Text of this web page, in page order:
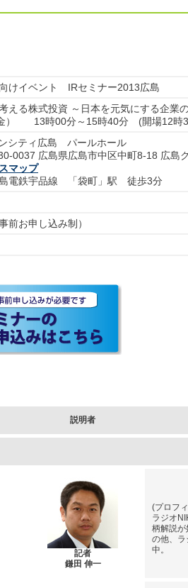
けイベント IRセミナー2013広島
考える株式投資 ～日本を元気にする企業
） 13時00分～15時40分 (開場12
シティ広島 パールホール
0037 広島県広島市中区中町8-18 広島
マップ
電鉄宇品線 「袋町」駅 徒歩3分
前お申し込み制）
説明者
記者
鎌田 伸一
(プロフ
ラジオ
柄解説が
の他、ラ
中。